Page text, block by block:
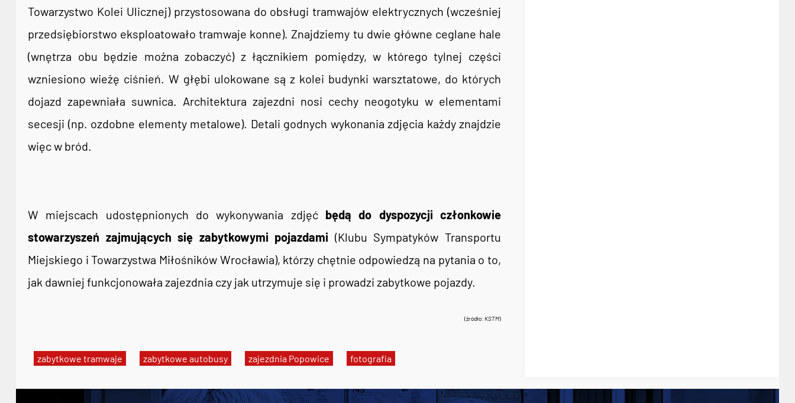
zabytkowe tramwaje zabytkowe autobusy zajezdnia Popowice fotografia
Towarzystwo Kolei Ulicznej) przystosowana do obsługi tramwajów elektrycznych (wcześniej
przedsiębiorstwo eksploatowało tramwaje konne). Znajdziemy tu dwie główne ceglane hale
(wnętrza obu będzie można zobaczyć) z łącznikiem pomiędzy, w którego tylnej części
wzniesiono wieżę ciśnień. W głębi ulokowane są z kolei budynki warsztatowe, do których
dojazd zapewniała suwnica. Architektura zajezdni nosi cechy neogotyku w elementami
secesji (np. ozdobne elementy metalowe). Detali godnych wykonania zdjęcia każdy znajdzie
więc w bród.
W miejscach udostępnionych do wykonywania zdjęć będą do dyspozycji członkowie
stowarzyszeń zajmujących się zabytkowymi pojazdami (Klubu Sympatyków Transportu
Miejskiego i Towarzystwa Miłośników Wrocławia), którzy chętnie odpowiedzą na pytania o to,
jak dawniej funkcjonowała zajezdnia czy jak utrzymuje się i prowadzi zabytkowe pojazdy.
(źródło: KSTM)